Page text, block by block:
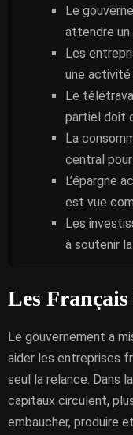
Le
attendre un
Les
une activité
Le
partiel doit
La
central
L’épargne
est vue
Les
à soutenir
Les
Le gouvernement a
aider les entreprises
seul la relance. Dans
capitaux circulent,
embaucher, produire